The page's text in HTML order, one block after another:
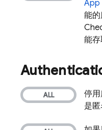
App
能的
能存
停
是匿